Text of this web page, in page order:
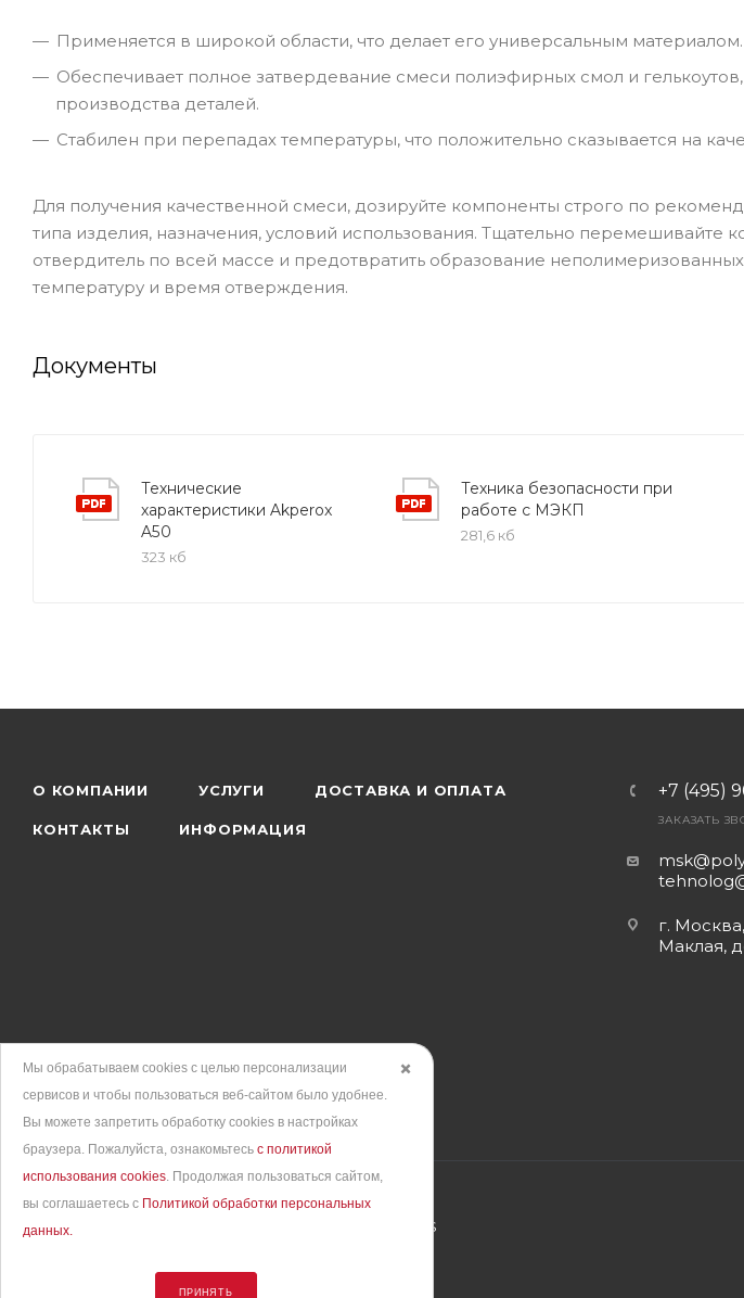
Применяется в широкой области, что делает его универсальным материалом.
Обеспечивает полное затвердевание смеси полиэфирных смол и
производства деталей.
Стабилен при перепадах температуры, что положительно сказывается на
Для получения качественной смеси, дозируйте компоненты строго по
типа изделия, назначения, условий использования. Тщательно перемешивайте
отвердитель по всей массе и предотвратить образование
температуру и время отверждения.
Документы
Технические
характеристики Akperox
A50
323 кб
Техника безопасности при
работе с МЭКП
281,6 кб
О КОМПАНИИ УСЛУГИ ДОСТАВКА И ОПЛАТА
КОНТАКТЫ ИНФОРМАЦИЯ
+7 (495)
ЗАКАЗАТЬ
г.
Маклая,
Продвижение сайта – интернет-агентство BREVIS
✖️
Мы обрабатываем cookies с целью персонализации
сервисов и чтобы пользоваться веб-сайтом было удобнее.
Вы можете запретить обработку сookies в настройках
браузера. Пожалуйста, ознакомьтесь с политикой
использования cookies. Продолжая пользоваться сайтом,
вы соглашаетесь с Политикой обработки персональных
данных.
ПРИНЯТЬ